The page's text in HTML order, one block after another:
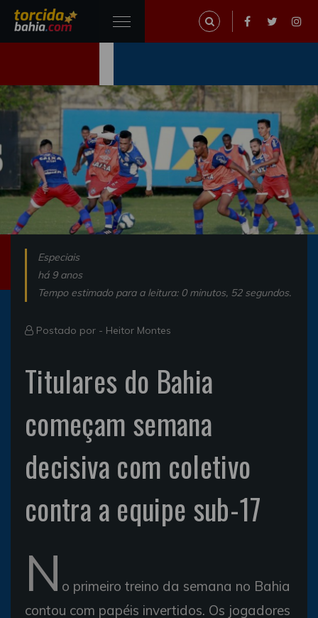
Especiais
há 9 anos
Tempo estimado para a leitura: 0 minutos, 52 segundos.
Postado por - Heitor Montes
Titulares do Bahia
começam semana
decisiva com coletivo
contra a equipe sub-17
N o primeiro treino da semana no Bahia
contou com papéis invertidos. Os jogadores